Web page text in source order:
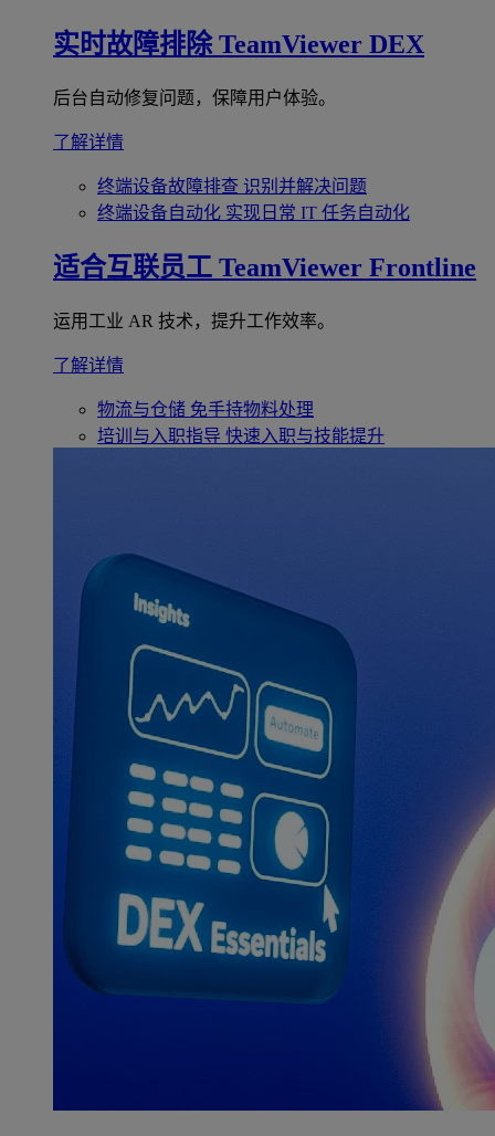
实时故障排除 TeamViewer DEX
后台自动修复问题，保障用户体验。
了解详情
终端设备故障排查 识别并解决问题
终端设备自动化 实现日常 IT 任务自动化
适合互联员工 TeamViewer Frontline
运用工业 AR 技术，提升工作效率。
了解详情
物流与仓储 免手持物料处理
培训与入职指导 快速入职与技能提升